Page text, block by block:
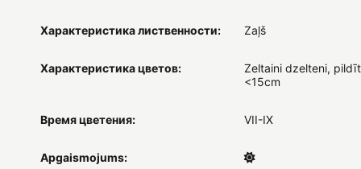
Характеристика лиственности: Zaļš
Характеристика цветов:
Zeltaini dzelteni,
<15cm
Время цветения: VII-IX
Apgaismojums: